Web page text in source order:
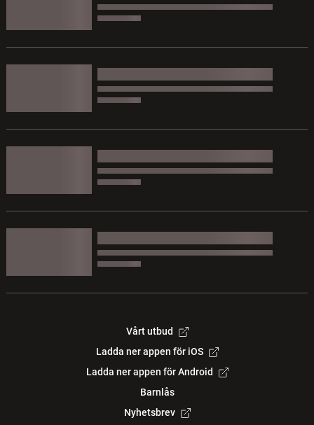
Vårt utbud
Ladda ner appen för iOS
Ladda ner appen för Android
Barnlås
Nyhetsbrev